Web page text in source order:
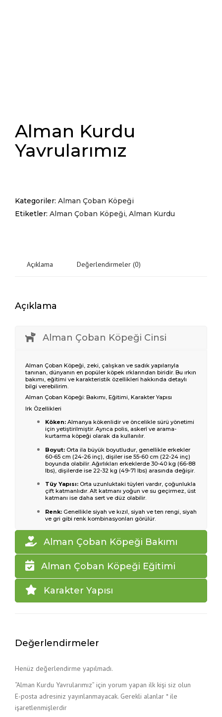
Alman Kurdu
Yavrularımız
Kategoriler: Alman Çoban Köpeği
Etiketler: Alman Çoban Köpeği, Alman Kurdu
Açıklama Değerlendirmeler (0)
Açıklama
Alman Çoban Köpeği Cinsi
Alman Çoban Köpeği, zeki, çalışkan ve sadık yapılarıyla
tanınan, dünyanın en popüler köpek ırklarından biridir. Bu ırkın
bakımı, eğitimi ve karakteristik özellikleri hakkında detaylı
bilgi verebilirim.
Alman Çoban Köpeği: Bakımı, Eğitimi, Karakter Yapısı
Irk Özellikleri
Köken: Almanya kökenlidir ve öncelikle sürü yönetimi
için yetiştirilmiştir. Ayrıca polis, askerî ve arama-
kurtarma köpeği olarak da kullanılır.
Boyut: Orta ila büyük boyutludur, genellikle erkekler
60-65 cm (24-26 inç), dişiler ise 55-60 cm (22-24 inç)
boyunda olabilir. Ağırlıkları erkeklerde 30-40 kg (66-88
lbs), dişilerde ise 22-32 kg (49-71 lbs) arasında değişir.
Tüy Yapısı: Orta uzunluktaki tüyleri vardır, çoğunlukla
çift katmanlıdır. Alt katmanı yoğun ve su geçirmez, üst
katmanı ise daha sert ve düz olabilir.
Renk: Genellikle siyah ve kızıl, siyah ve ten rengi, siyah
ve gri gibi renk kombinasyonları görülür.
Alman Çoban Köpeği Bakımı
Alman Çoban Köpeği Eğitimi
Karakter Yapısı
Değerlendirmeler
Henüz değerlendirme yapılmadı.
“Alman Kurdu Yavrularımız” için yorum yapan ilk kişi siz olun
E-posta adresiniz yayınlanmayacak. Gerekli alanlar *ile
işaretlenmişlerdir